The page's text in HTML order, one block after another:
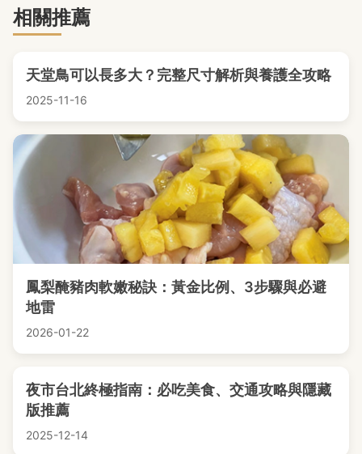
相關推薦
天堂鳥可以長多大？完整尺寸解析與養護全攻略
2025-11-16
鳳梨醃豬肉軟嫩秘訣：黃金比例、3步驟與必避
地雷
2026-01-22
夜市台北終極指南：必吃美食、交通攻略與隱藏
版推薦
2025-12-14